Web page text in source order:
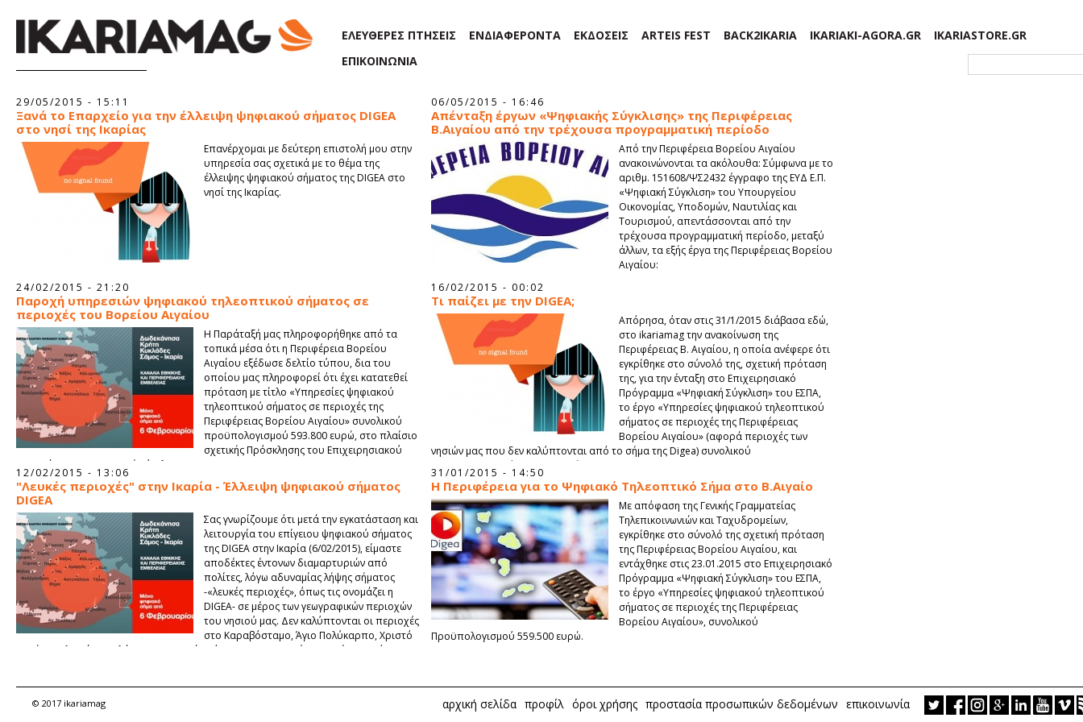
ΕΛΕΥΘΕΡΕΣ ΠΤΗΣΕΙΣ ΕΝΔΙΑΦΕΡΟΝΤΑ ΕΚΔΟΣΕΙΣ ARTEIS FEST BACK2IKARIA IKARIAKI-AGORA.GR
IKARIASTORE.GR
ΕΠΙΚΟΙΝΩΝΙΑ
29/05/2015 - 15:11
Ξανά το Επαρχείο για την έλλειψη ψηφιακού σήματος DIGEA
στο νησί της Ικαρίας
Επανέρχομαι με δεύτερη επιστολή μου στην
υπηρεσία σας σχετικά με το θέμα της
έλλειψης ψηφιακού σήματος της DIGEA στο
νησί της Ικαρίας.
06/05/2015 - 16:46
Απένταξη έργων «Ψηφιακής Σύγκλισης» της Περιφέρειας
Β.Αιγαίου από την τρέχουσα προγραμματική περίοδο
Από την Περιφέρεια Βορείου Αιγαίου
ανακοινώνονται τα ακόλουθα: Σύμφωνα με το
αριθμ. 151608/ΨΣ2432 έγγραφο της ΕΥΔ Ε.Π.
«Ψηφιακή Σύγκλιση» του Υπουργείου
Οικονομίας, Υποδομών, Ναυτιλίας και
Τουρισμού, απεντάσσονται από την
τρέχουσα προγραμματική περίοδο, μεταξύ
άλλων, τα εξής έργα της Περιφέρειας Βορείου
Αιγαίου:
24/02/2015 - 21:20
Παροχή υπηρεσιών ψηφιακού τηλεοπτικού σήματος σε
περιοχές του Βορείου Αιγαίου
Η Παράταξή μας πληροφορήθηκε από τα
τοπικά μέσα ότι η Περιφέρεια Βορείου
Αιγαίου εξέδωσε δελτίο τύπου, δια του
οποίου μας πληροφορεί ότι έχει κατατεθεί
πρόταση με τίτλο «Υπηρεσίες ψηφιακού
τηλεοπτικού σήματος σε περιοχές της
Περιφέρειας Βορείου Αιγαίου» συνολικού
προϋπολογισμού 593.800 ευρώ, στο πλαίσιο
σχετικής Πρόσκλησης του Επιχειρησιακού
Προγράμματος «Ψηφιακή Σύγκλιση 2007-2013».
16/02/2015 - 00:02
Τι παίζει με την DIGEA;
Απόρησα, όταν στις 31/1/2015 διάβασα εδώ,
στο ikariamag την ανακοίνωση της
Περιφέρειας Β. Αιγαίου, η οποία ανέφερε ότι
εγκρίθηκε στο σύνολό της, σχετική πρόταση
της, για την ένταξη στο Επιχειρησιακό
Πρόγραμμα «Ψηφιακή Σύγκλιση» του ΕΣΠΑ,
το έργο «Υπηρεσίες ψηφιακού τηλεοπτικού
σήματος σε περιοχές της Περιφέρειας
Βορείου Αιγαίου» (αφορά περιοχές των
νησιών μας που δεν καλύπτονται από το σήμα της Digea) συνολικού
Προϋπολογισμού 559.500 ευρώ.
12/02/2015 - 13:06
"Λευκές περιοχές" στην Ικαρία - Έλλειψη ψηφιακού σήματος
DIGEA
Σας γνωρίζουμε ότι μετά την εγκατάσταση και
λειτουργία του επίγειου ψηφιακού σήματος
της DIGEA στην Ικαρία (6/02/2015), είμαστε
αποδέκτες έντονων διαμαρτυριών από
πολίτες, λόγω αδυναμίας λήψης σήματος
-«λευκές περιοχές», όπως τις ονομάζει η
DIGEA- σε μέρος των γεωγραφικών περιοχών
του νησιού μας. Δεν καλύπτονται οι περιοχές
στο Καραβόσταμο, Άγιο Πολύκαρπο, Χριστό
Ραχών, Γιαλισκάρι, Αυλάκι και Μεσαριά ακόμα και σε περιοχές του Αγίου Κηρύκου.
31/01/2015 - 14:50
Η Περιφέρεια για το Ψηφιακό Τηλεοπτικό Σήμα στο Β.Αιγαίο
Με απόφαση της Γενικής Γραμματείας
Τηλεπικοινωνιών και Ταχυδρομείων,
εγκρίθηκε στο σύνολό της σχετική πρόταση
της Περιφέρειας Βορείου Αιγαίου, και
εντάχθηκε στις 23.01.2015 στο Επιχειρησιακό
Πρόγραμμα «Ψηφιακή Σύγκλιση» του ΕΣΠΑ,
το έργο «Υπηρεσίες ψηφιακού τηλεοπτικού
σήματος σε περιοχές της Περιφέρειας
Βορείου Αιγαίου», συνολικού
Προϋπολογισμού 559.500 ευρώ.
© 2017 ikariamag αρχική σελίδα προφίλ όροι χρήσης προστασία προσωπικών δεδομένων επικοινωνία